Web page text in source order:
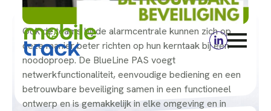
Ook de teams bij de alarmcentrale kunnen zich op
deze manier beter richten op hun kerntaak bij een
noodoproep. De BlueLine PAS voegt
netwerkfunctionaliteit, eenvoudige bediening en een
betrouwbare beveiliging samen in een functioneel
ontwerp en is gemakkelijk in elke omgeving en in